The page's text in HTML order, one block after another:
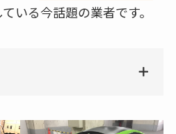
いる今話題の業者です。